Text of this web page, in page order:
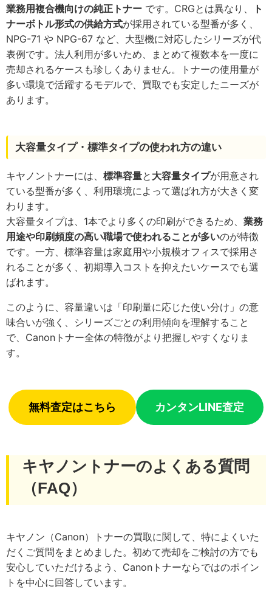
業務用複合機向けの純正トナー です。CRGとは異なり、
ト
ナーボトル形式の供給方式が採用されている型番が多く、
NPG-71 や NPG-67 など、大型機に対応したシリーズが代
表例です。法人利用が多いため、まとめて複数本を一度に
売却されるケースも珍しくありません。トナーの使用量が
多い環境で活躍するモデルで、買取でも安定したニーズが
あります。
大容量タイプ・標準タイプの使われ方の違い
キヤノントナーには、 標準容量と 大容量タイプが用意され
ている型番が多く、利用環境によって選ばれ方が大きく変
わります。
大容量タイプは、1本でより多くの印刷ができるため、 業務
用途や印刷頻度の高い職場で使われることが多いのが特徴
です。一方、標準容量は家庭用や小規模オフィスで採用さ
れることが多く、初期導入コストを抑えたいケースでも選
ばれます。
このように、容量違いは「印刷量に応じた使い分け」の意
味合いが強く、シリーズごとの利用傾向を理解すること
で、Canonトナー全体の特徴がより把握しやすくなりま
す。
無料査定はこちら カンタンLINE査定
キヤノントナーのよくある質問
（FAQ）
キヤノン（Canon）トナーの買取に関して、特によくいた
だくご質問をまとめました。初めて売却をご検討の方でも
安心していただけるよう、Canonトナーならではのポイン
トを中心に回答しています。